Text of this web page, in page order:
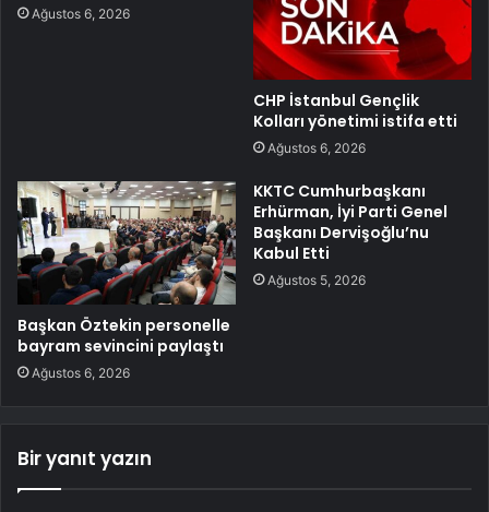
Ağustos 6, 2026
CHP İstanbul Gençlik
Kolları yönetimi istifa etti
Ağustos 6, 2026
Başkan Öztekin personelle
bayram sevincini paylaştı
Ağustos 6, 2026
KKTC Cumhurbaşkanı
Erhürman, İyi Parti Genel
Başkanı Dervişoğlu’nu
Kabul Etti
Ağustos 5, 2026
Bir yanıt yazın